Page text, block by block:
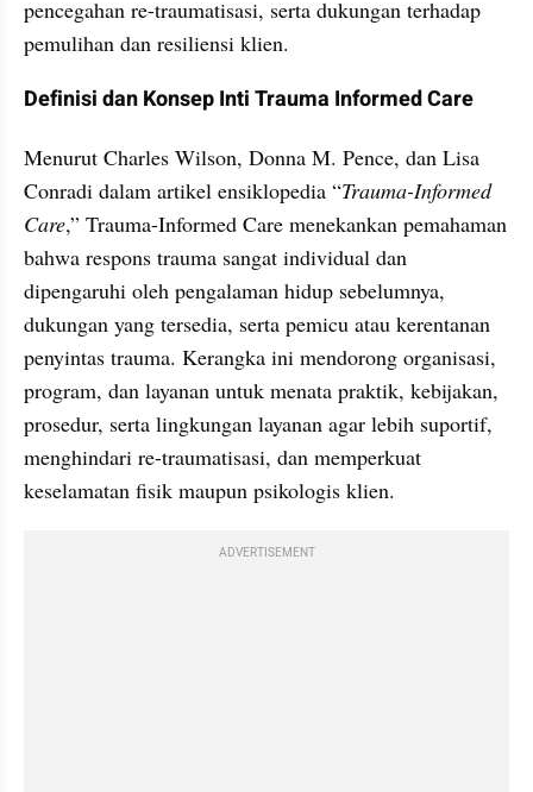
pencegahan re-traumatisasi, serta dukungan terhadap
pemulihan dan resiliensi klien.
Definisi dan Konsep Inti Trauma Informed Care
Menurut Charles Wilson, Donna M. Pence, dan Lisa
Conradi dalam artikel ensiklopedia “Trauma-Informed
Care,” Trauma-Informed Care menekankan pemahaman
bahwa respons trauma sangat individual dan
dipengaruhi oleh pengalaman hidup sebelumnya,
dukungan yang tersedia, serta pemicu atau kerentanan
penyintas trauma. Kerangka ini mendorong organisasi,
program, dan layanan untuk menata praktik, kebijakan,
prosedur, serta lingkungan layanan agar lebih suportif,
menghindari re-traumatisasi, dan memperkuat
keselamatan fisik maupun psikologis klien.
ADVERTISEMENT